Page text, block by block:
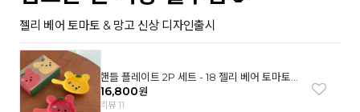
젤리 베어 토마토 & 망고 신상 디자인출시
핸들 플레이트 2P 세트 - 18 젤리 베어 토마토
& 망고
16,800원
리뷰 11